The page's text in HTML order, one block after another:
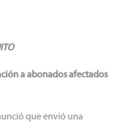
a abonados afectados
que envió una